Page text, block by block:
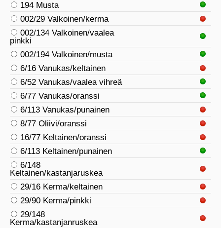
194 Musta
002/29 Valkoinen/kerma
002/134 Valkoinen/vaalea
pinkki
002/194 Valkoinen/musta
6/16 Vanukas/keltainen
6/52 Vanukas/vaalea vihreä
6/77 Vanukas/oranssi
6/113 Vanukas/punainen
8/77 Oliivi/oranssi
16/77 Keltainen/oranssi
6/113 Keltainen/punainen
6/148
Keltainen/kastanjaruskea
29/16 Kerma/keltainen
29/90 Kerma/pinkki
29/148
Kerma/kastanjanruskea